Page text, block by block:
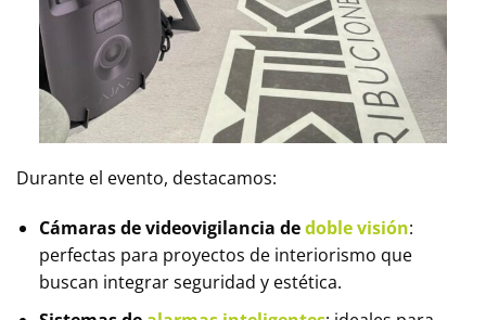
Durante el evento, destacamos:
Cámaras de videovigilancia dedoble visión:
perfectas para proyectos de interiorismo que
buscan integrar seguridad y estética.